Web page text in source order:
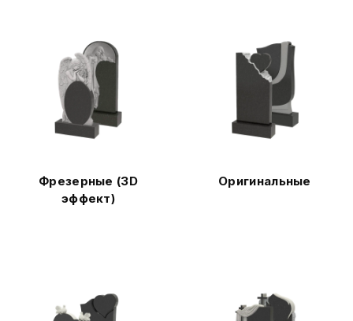
Фрезерные (3D
эффект)
Оригинальные